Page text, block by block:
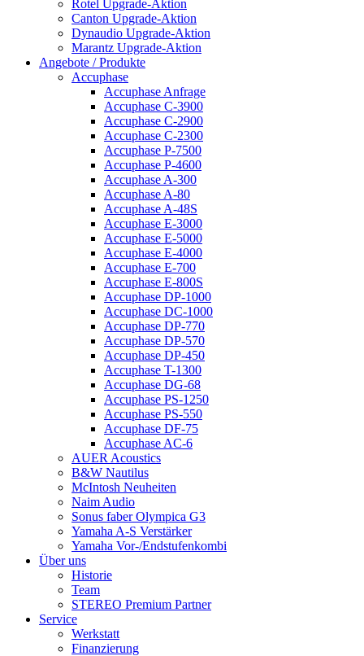
Rotel Upgrade-Aktion
Canton Upgrade-Aktion
Dynaudio Upgrade-Aktion
Marantz Upgrade-Aktion
Angebote / Produkte
Accuphase
Accuphase Anfrage
Accuphase C-3900
Accuphase C-2900
Accuphase C-2300
Accuphase P-7500
Accuphase P-4600
Accuphase A-300
Accuphase A-80
Accuphase A-48S
Accuphase E-3000
Accuphase E-5000
Accuphase E-4000
Accuphase E-700
Accuphase E-800S
Accuphase DP-1000
Accuphase DC-1000
Accuphase DP-770
Accuphase DP-570
Accuphase DP-450
Accuphase T-1300
Accuphase DG-68
Accuphase PS-1250
Accuphase PS-550
Accuphase DF-75
Accuphase AC-6
AUER Acoustics
B&W Nautilus
McIntosh Neuheiten
Naim Audio
Sonus faber Olympica G3
Yamaha A-S Verstärker
Yamaha Vor-/Endstufenkombi
Über uns
Historie
Team
STEREO Premium Partner
Service
Werkstatt
Finanzierung